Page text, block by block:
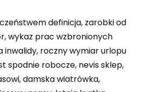
definicja, zarobki od
wykaz prac wzbronionych
inwalidy, roczny wymiar urlopu
spodnie robocze, nevis sklep,
damska wiatrówka,